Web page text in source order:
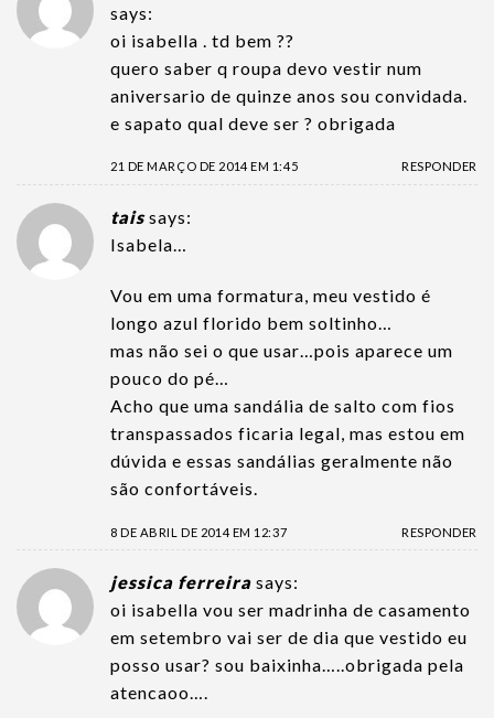
says:
oi isabella . td bem ??
quero saber q roupa devo vestir num
aniversario de quinze anos sou convidada.
e sapato qual deve ser ? obrigada
21 DE MARÇO DE 2014 EM 1:45 RESPONDER
tais says:
Isabela…
Vou em uma formatura, meu vestido é
longo azul florido bem soltinho…
mas não sei o que usar…pois aparece um
pouco do pé…
Acho que uma sandália de salto com fios
transpassados ficaria legal, mas estou em
dúvida e essas sandálias geralmente não
são confortáveis.
8 DE ABRIL DE 2014 EM 12:37 RESPONDER
jessica ferreira says:
oi isabella vou ser madrinha de casamento
em setembro vai ser de dia que vestido eu
posso usar? sou baixinha…..obrigada pela
atencaoo….